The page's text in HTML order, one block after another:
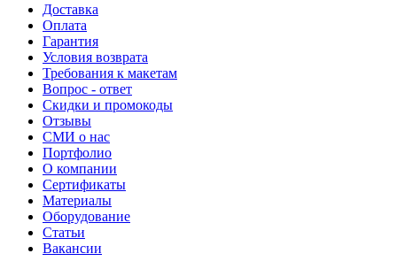
Доставка
Оплата
Гарантия
Условия возврата
Требования к макетам
Вопрос - ответ
Скидки и промокоды
Отзывы
СМИ о нас
Портфолио
О компании
Сертификаты
Материалы
Оборудование
Статьи
Вакансии